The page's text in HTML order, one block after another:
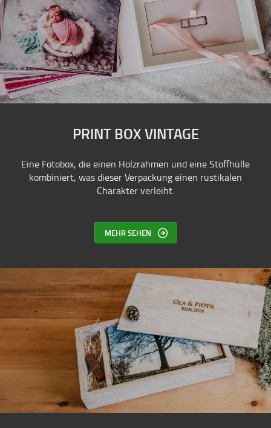
PRINT BOX VINTAGE
Eine Fotobox, die einen Holzrahmen und eine Stoffhülle
kombiniert, was dieser Verpackung einen rustikalen
Charakter verleiht.
MEHR SEHEN